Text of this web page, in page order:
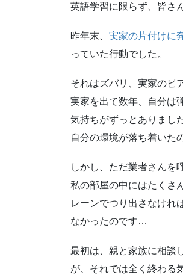
英語学習に限らず、皆さ
昨年末、 実家の片付けに
っていた行動でした。
それはズバリ、実家のピ
実家を出て数年、自分は
気持ちがずっとありました
自分の環境が落ち着いた
しかし、ただ業者さんを
私の部屋の中にはたくさ
レーンでつり出さなけれ
なかったのです…
最初は、親と家族に相談
が、それでは全く終わる